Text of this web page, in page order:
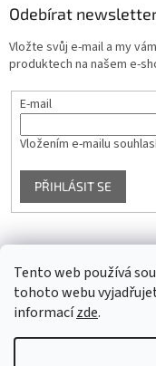
Tento web používá
tohoto webu
informacízde.
Odebírat
Vložte svůj e-mail a my
produktech na našem e-
E-mail
Vložením e-mailu
PŘIHLÁSIT SE